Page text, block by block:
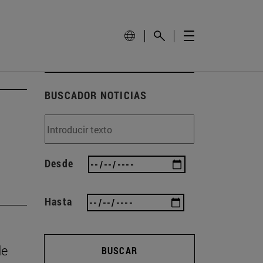
BUSCADOR NOTICIAS
Desde
Hasta
BUSCAR